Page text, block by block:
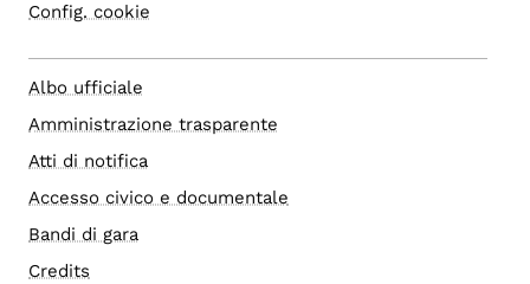
Config. cookie
Albo ufficiale
Amministrazione trasparente
Atti di notifica
Accesso civico e documentale
Bandi di gara
Credits